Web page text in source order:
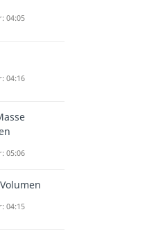
04:05
04:16
05:06
04:15